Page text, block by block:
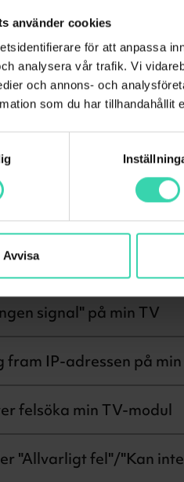
använder cookies
för att anpassa
analysera vår trafik. Vi
och annons- och
som du har
Avvisa
en kanalsökning?
jag faktureringsmetod?
se inspelningar/spela in
Surf+
signal" på min TV
fram IP-adressen på
felsöka min TV-modul
"Allvarligt fel"/"Kan